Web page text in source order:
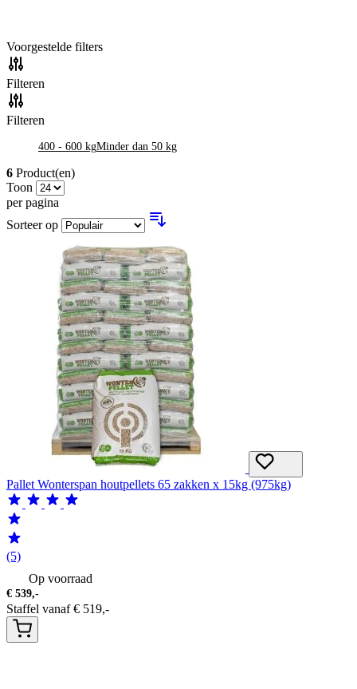
Voorgestelde filters
Filteren
Filteren
400 - 600 kgMinder dan 50 kg
6 Product(en)
Toon
per pagina
Sorteer op
Pallet Wonterspan houtpellets 65 zakken x 15kg (975kg)
(5)
Op voorraad
€ 539,-
Staffel vanaf€ 519,-